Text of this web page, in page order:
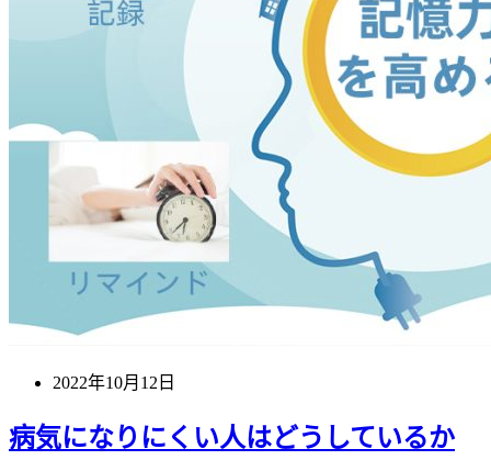
2022年10月12日
病気になりにくい人はどうしているか